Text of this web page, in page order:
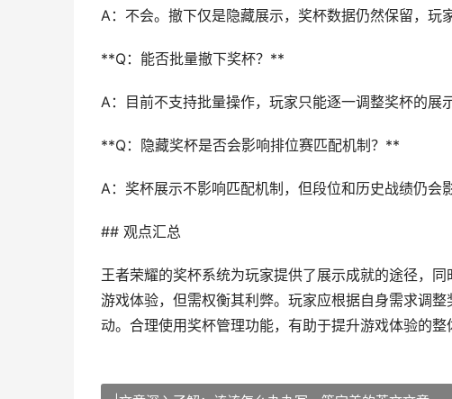
A：不会。撤下仅是隐藏展示，奖杯数据仍然保留，玩
**Q：能否批量撤下奖杯？**
A：目前不支持批量操作，玩家只能逐一调整奖杯的展
**Q：隐藏奖杯是否会影响排位赛匹配机制？**
A：奖杯展示不影响匹配机制，但段位和历史战绩仍会
## 观点汇总
王者荣耀的奖杯系统为玩家提供了展示成就的途径，
游戏体验，但需权衡其利弊。玩家应根据自身需求调
动。合理使用奖杯管理功能，有助于提升游戏体验的整